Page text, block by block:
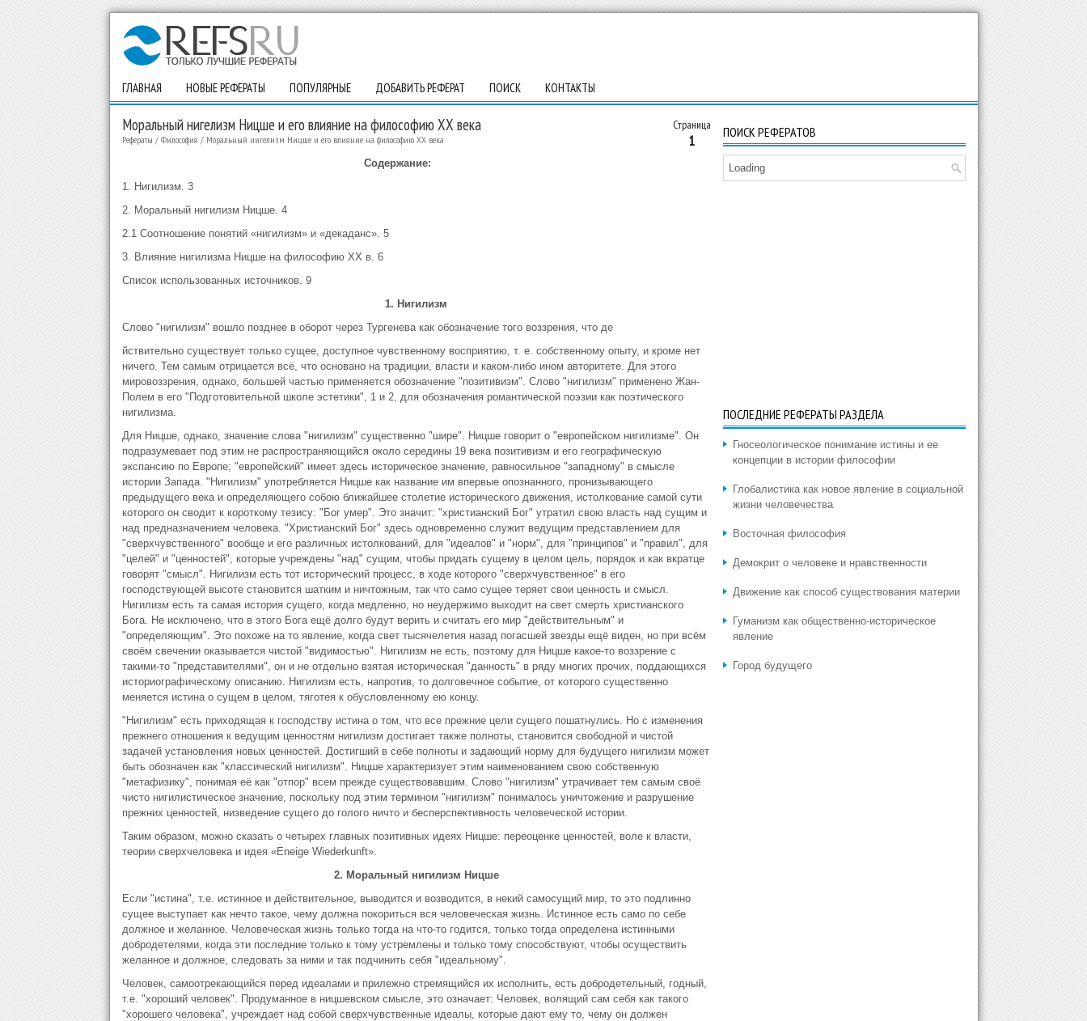
ГЛАВНАЯ НОВЫЕ РЕФЕРАТЫ ПОПУЛЯРНЫЕ ДОБАВИТЬ РЕФЕРАТ ПОИСК КОНТАКТЫ
Страница
1
Моральный нигелизм Ницше и его влияние на философию ХХ века
Рефераты / Философия / Моральный нигелизм Ницше и его влияние на философию ХХ века
Содержание:
1. Нигилизм. 3
2. Моральный нигилизм Ницше. 4
2.1 Соотношение понятий «нигилизм» и «декаданс». 5
3. Влияние нигилизма Ницше на философию ΧΧ в. 6
Список использованных источников. 9
1. Нигилизм
Слово "нигилизм" вошло позднее в оборот через Тургенева как обозначение того воззрения, что де
йствительно существует только сущее, доступное чувственному восприятию, т. е. собственному опыту, и кроме нет
ничего. Тем самым отрицается всё, что основано на традиции, власти и каком-либо ином авторитете. Для этого
мировоззрения, однако, большей частью применяется обозначение "позитивизм". Слово "нигилизм" применено Жан-
Полем в его "Подготовительной школе эстетики", 1 и 2, для обозначения романтической поэзии как поэтического
нигилизма.
Для Ницше, однако, значение слова "нигилизм" существенно "шире". Ницше говорит о "европейском нигилизме". Он
подразумевает под этим не распространяющийся около середины 19 века позитивизм и его географическую
экспансию по Европе; "европейский" имеет здесь историческое значение, равносильное "западному" в смысле
истории Запада. "Нигилизм" употребляется Ницше как название им впервые опознанного, пронизывающего
предыдущего века и определяющего собою ближайшее столетие исторического движения, истолкование самой сути
которого он сводит к короткому тезису: "Бог умер". Это значит: "христианский Бог" утратил свою власть над сущим и
над предназначением человека. "Христианский Бог" здесь одновременно служит ведущим представлением для
"сверхчувственного" вообще и его различных истолкований, для "идеалов" и "норм", для "принципов" и "правил", для
"целей" и "ценностей", которые учреждены "над" сущим, чтобы придать сущему в целом цель, порядок и как вкратце
говорят "смысл". Нигилизм есть тот исторический процесс, в ходе которого "сверхчувственное" в его
господствующей высоте становится шатким и ничтожным, так что само сущее теряет свои ценность и смысл.
Нигилизм есть та самая история сущего, когда медленно, но неудержимо выходит на свет смерть христианского
Бога. Не исключено, что в этого Бога ещё долго будут верить и считать его мир "действительным" и
"определяющим". Это похоже на то явление, когда свет тысячелетия назад погасшей звезды ещё виден, но при всём
своём свечении оказывается чистой "видимостью". Нигилизм не есть, поэтому для Ницше какое-то воззрение с
такими-то "представителями", он и не отдельно взятая историческая "данность" в ряду многих прочих, поддающихся
историографическому описанию. Нигилизм есть, напротив, то долговечное событие, от которого существенно
меняется истина о сущем в целом, тяготея к обусловленному ею концу.
"Нигилизм" есть приходящая к господству истина о том, что все прежние цели сущего пошатнулись. Но с изменения
прежнего отношения к ведущим ценностям нигилизм достигает также полноты, становится свободной и чистой
задачей установления новых ценностей. Достигший в себе полноты и задающий норму для будущего нигилизм может
быть обозначен как "классический нигилизм". Ницше характеризует этим наименованием свою собственную
"метафизику", понимая её как "отпор" всем прежде существовавшим. Слово "нигилизм" утрачивает тем самым своё
чисто нигилистическое значение, поскольку под этим термином "нигилизм" понималось уничтожение и разрушение
прежних ценностей, низведение сущего до голого ничто и бесперспективность человеческой истории.
Таким образом, можно сказать о четырех главных позитивных идеях Ницше: переоценке ценностей, воле к власти,
теории сверхчело­века и идея «Eneige Wiederkunft».
2. Моральный нигилизм Ницше
Если "истина", т.е. истинное и действительное, выводится и возводится, в некий самосущий мир, то это подлинно
сущее выступает как нечто такое, чему должна покориться вся человеческая жизнь. Истинное есть само по себе
должное и желанное. Человеческая жизнь только тогда на что-то годится, только тогда определена истинными
добродетелями, когда эти последние только к тому устремлены и только тому способствуют, чтобы осуществить
желанное и должное, следовать за ними и так подчинить себя "идеальному".
Человек, самоотрекающийся перед идеалами и прилежно стремящийся их исполнить, есть добродетельный, годный,
т.е. "хороший человек". Продуманное в ницшевском смысле, это означает: Человек, волящий сам себя как такого
"хорошего человека", учреждает над собой сверхчувственные идеалы, которые дают ему то, чему он должен
ПОИСК РЕФЕРАТОВ
Loading
ПОСЛЕДНИЕ РЕФЕРАТЫ РАЗДЕЛА
Гносеологическое понимание истины и ее
концепции в истории философии
Глобалистика как новое явление в социальной
жизни человечества
Восточная философия
Демокрит о человеке и нравственности
Движение как способ существования материи
Гуманизм как общественно-историческое
явление
Город будущего